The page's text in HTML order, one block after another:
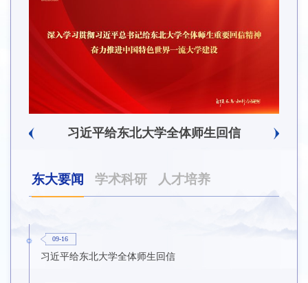
东北大学附属总医院揭牌仪式暨交流座谈会举行 东北大学举办树立和践行正确政绩观学习教育培训班
东大要闻 学术科研 人才培养
09-16
习近平给东北大学全体师生回信